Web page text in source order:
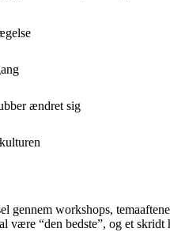
ændret sig
gennem workshops,
“den bedste”, og et skridt